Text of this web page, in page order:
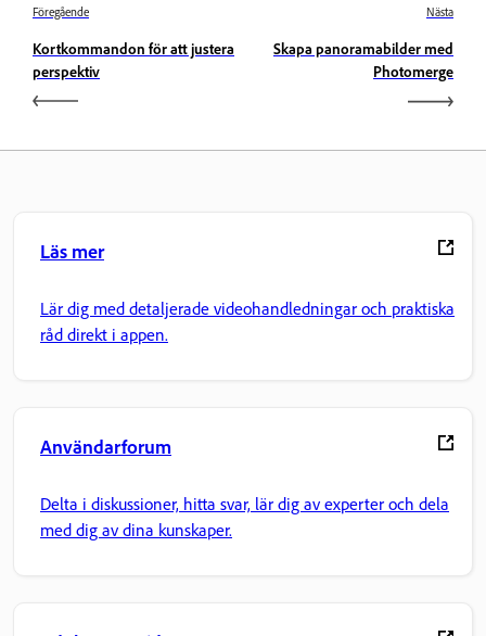
Föregående
Kortkommandon för att justera
perspektiv
Nästa
Skapa panoramabilder med
Photomerge
Läs mer
Lär dig med detaljerade videohandledningar och praktiska
råd direkt i appen.
Användarforum
Delta i diskussioner, hitta svar, lär dig av experter och dela
med dig av dina kunskaper.